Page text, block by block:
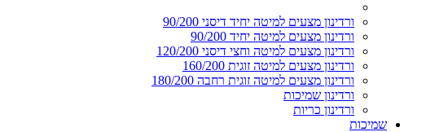
ורדינון מצעים למיטה יחיד דיסני 90/200
ורדינון מצעים למיטה יחיד 90/200
ורדינון מצעים למיטה וחצי דיסני 120/200
ורדינון מצעים למיטה זוגית 160/200
ורדינון מצעים למיטה זוגית רחבה 180/200
ורדינון שמיכות
ורדינון כריות
שמיכות